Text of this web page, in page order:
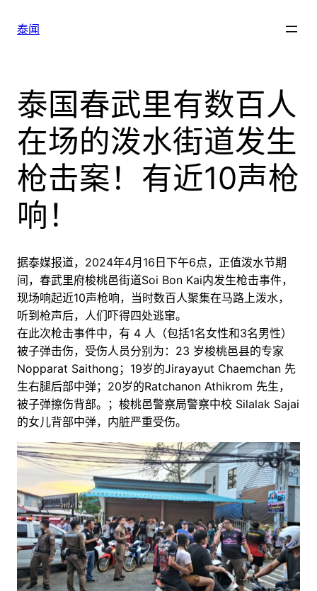
泰闻
泰国春武里有数百人
在场的泼水街道发生
枪击案！有近10声枪
响！
据泰媒报道，2024年4月16日下午6点，正值泼水节期
间，春武里府梭桃邑街道Soi Bon Kai内发生枪击事件，
现场响起近10声枪响，当时数百人聚集在马路上泼水，
听到枪声后，人们吓得四处逃窜。
在此次枪击事件中，有 4 人（包括1名女性和3名男性）
被子弹击伤，受伤人员分别为：23 岁梭桃邑县的专家
Nopparat Saithong；19岁的Jirayayut Chaemchan 先
生右腿后部中弹；20岁的Ratchanon Athikrom 先生，
被子弹擦伤背部。；梭桃邑警察局警察中校 Silalak Sajai
的女儿背部中弹，内脏严重受伤。